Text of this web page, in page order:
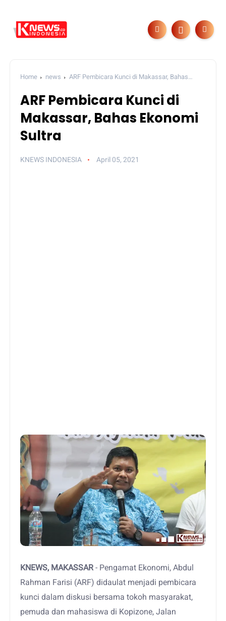
Home news
ARF Pembicara Kunci di Makassar, Bahas
ARF Pembicara Kunci di
Makassar, Bahas Ekonomi
Sultra
KNEWS INDONESIA April 05, 2021
KNEWS, MAKASSAR- Pengamat Ekonomi, Abdul
Rahman Farisi (ARF) didaulat menjadi pembicara
kunci dalam diskusi bersama tokoh masyarakat,
pemuda dan mahasiswa di Kopizone, Jalan